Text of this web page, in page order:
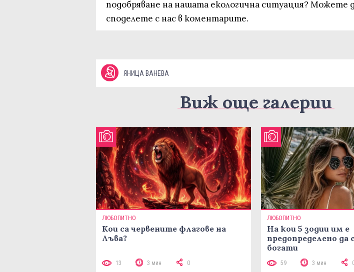
подобряване на нашата екологична ситуация? Можете
споделете с нас в коментарите.
ЯНИЦА ВАНЕВА
Виж още галерии
ЛЮБОПИТНО
Кои са червените флагове на
Лъва?
13 3 мин 0
ЛЮБОПИТНО
На кои 5 зодии им е
предопределено да
богати
59 3 мин